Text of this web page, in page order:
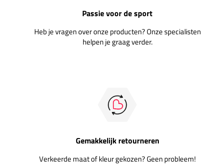
Passie voor de sport
Heb je vragen over onze producten? Onze specialisten
helpen je graag verder.
Gemakkelijk retourneren
Verkeerde maat of kleur gekozen? Geen probleem!